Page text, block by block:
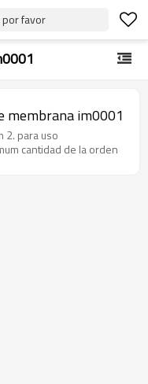
por favor
membrana im0001
2. para uso
cantidad de la orden